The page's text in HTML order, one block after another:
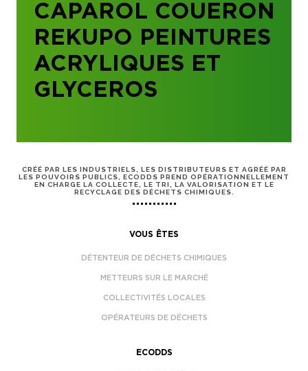
CAPAROL COUERON
REKUPO PEINTURES
ACRYLIQUES ET
GLYCEROS
CRÉÉ PAR LES INDUSTRIELS, LES DISTRIBUTEURS ET AGRÉÉ PAR
LES POUVOIRS PUBLICS, ECODDS PREND OPÉRATIONNELLEMENT
EN CHARGE LA COLLECTE, LE TRI, LA VALORISATION ET LE
RECYCLAGE DES DÉCHETS CHIMIQUES.
VOUS ÊTES
DÉTENTEUR DE DÉCHETS CHIMIQUES
METTEURS SUR LE MARCHÉ
COLLECTIVITÉS LOCALES
OPÉRATEURS DE DÉCHETS
ECODDS